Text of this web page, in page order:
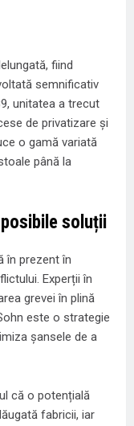
fiind
semnificativ
unitatea a trecut
de privatizare și
o gamă variată
până la
soluții
în prezent în
Experții în
grevei în plină
este o strategie
șansele de a
că o potențială
fabricii, iar